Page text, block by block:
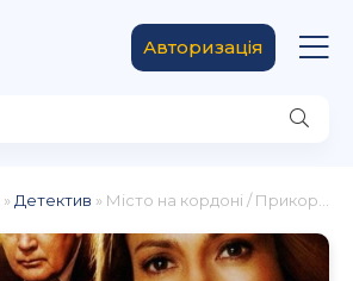
Авторизація
» Детектив » Місто на кордоні / Прикордонне містечко